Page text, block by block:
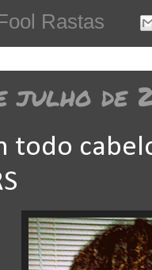
Rastas
julho de
todo